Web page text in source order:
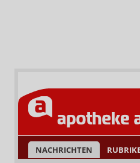
NACHRICHTEN